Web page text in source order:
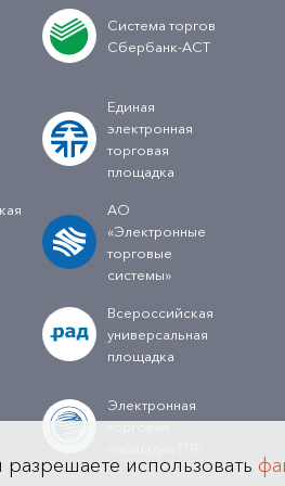
Система торгов
Сбербанк-АСТ
Единая
электронная
торговая
площадка
АО
«Электронные
торговые
системы»
Всероссийская
универсальная
площадка
Электронная
торговая
использовать